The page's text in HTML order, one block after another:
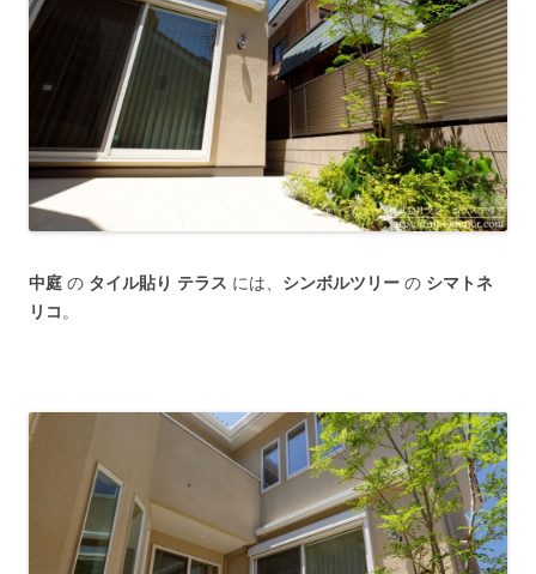
中庭 の タイル貼り テラス には、 シンボルツリー の シマトネ
リコ。